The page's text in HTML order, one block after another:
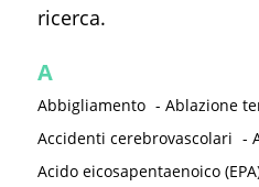
ricerca.
A
Abbigliamento - Ablazione
Accidenti cerebrovascolari -
Acido eicosapentaenoico